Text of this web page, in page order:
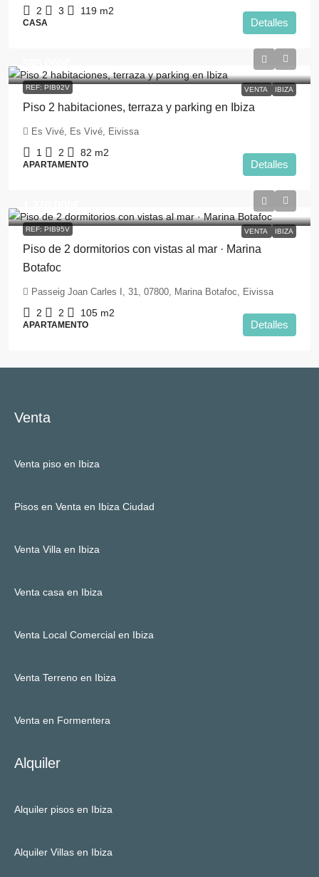
2 3 119 m2
CASA Detalles
REF: PIB92V VENTA IBIZA
Piso 2 habitaciones, terraza y parking en Ibiza
Es Vivé, Es Vivé, Eivissa
1 2 82 m2
APARTAMENTO Detalles
REF: PIB95V VENTA IBIZA
Piso de 2 dormitorios con vistas al mar · Marina
Botafoc
Passeig Joan Carles I, 31, 07800, Marina Botafoc, Eivissa
2 2 105 m2
APARTAMENTO Detalles
Venta
Venta piso en Ibiza
Pisos en Venta en Ibiza Ciudad
Venta Villa en Ibiza
Venta casa en Ibiza
Venta Local Comercial en Ibiza
Venta Terreno en Ibiza
Venta en Formentera
Alquiler
Alquiler pisos en Ibiza
Alquiler Villas en Ibiza